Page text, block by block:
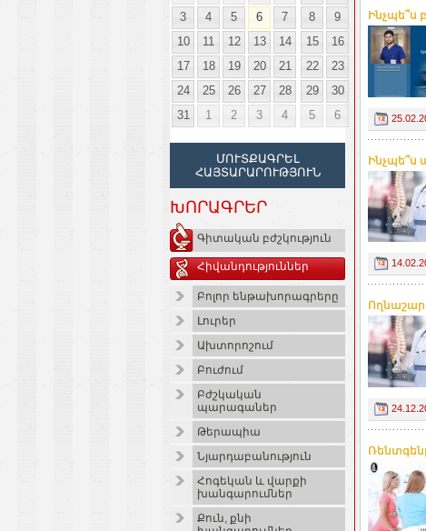
3
4 5 6 7 8
9
10
11 12 13 14 15
16
17
18 19 20 21 22
23
24
25 26 27 28 29
30
31
1 2 3 4 5 6
ՄՈՒՏՔԱԳՐԵԼ
ՀԱՅՏԱՐԱՐՈՒԹՅՈՒՆ
ԽՈՐԱԳՐԵՐ
Գիտական բժշկություն
Հիվանդություններ
Բոլոր ենթախորագրերը
Լուրեր
Ախտորոշում
Բուժում
Բժշկական
պարագաներ
Թերապիա
Նյարդաբանություն
Հոգեկան և վարքի
խանգարումներ
Քուն, քնի
Ինչպե՞ս
Ինչպե՞ս